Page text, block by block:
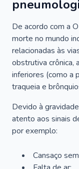
De acordo com a
morte no mundo
relacionadas às
obstrutiva crônica,
inferiores (como a
traqueia e
Devido à
atento aos sinais
por exemplo:
Cansaço